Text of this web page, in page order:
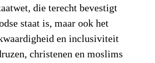
die terecht bevestigt
staat is, maar ook het
en inclusiviteit
christenen en moslims